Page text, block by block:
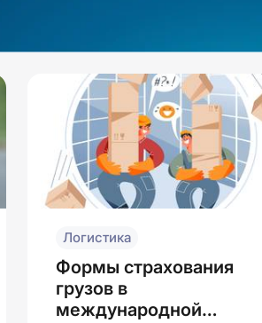
Логистика
Формы страхования
грузов в
международной